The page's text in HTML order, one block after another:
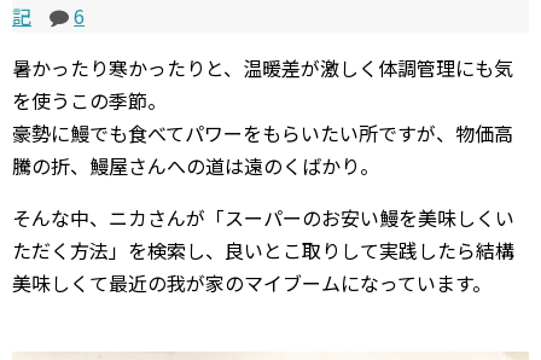
記
6
暑かったり寒かったりと、温暖差が激しく体調管理にも気
を使うこの季節。
豪勢に鰻でも食べてパワーをもらいたい所ですが、物価高
騰の折、鰻屋さんへの道は遠のくばかり。
そんな中、ニカさんが「スーパーのお安い鰻を美味しくい
ただく方法」を検索し、良いとこ取りして実践したら結構
美味しくて最近の我が家のマイブームになっています。